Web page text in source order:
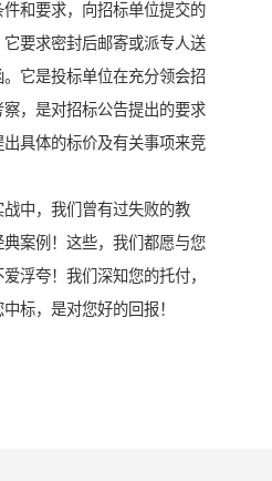
和要求，向招标单位提交的
要求密封后邮寄或派专人送
它是投标单位在充分领会招
，是对招标公告提出的要求
具体的标价及有关事项来竞
中，我们曾有过失败的教
案例！这些，我们都愿与您
浮夸！我们深知您的托付，
标，是对您好的回报！